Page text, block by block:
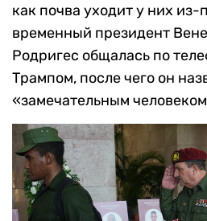
как почва уходит у них
временный президент
Родригес общалась по
Трампом, после чего он
«замечательным